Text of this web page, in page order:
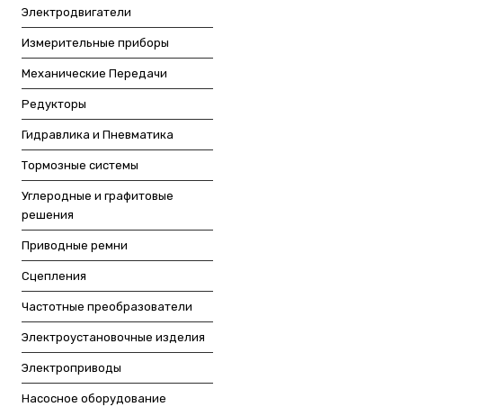
Электродвигатели
Измерительные приборы
Механические Передачи
Редукторы
Гидравлика и Пневматика
Тормозные системы
Углеродные и графитовые
решения
Приводные ремни
Сцепления
Частотные преобразователи
Электроустановочные изделия
Электроприводы
Насосное оборудование